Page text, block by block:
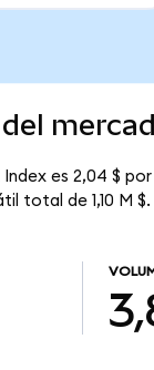
es 2,04 $
total de 1,10 M $.